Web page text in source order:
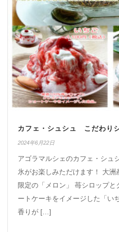
カフェ・シュシュ こだわり
2024年6月22日
アゴラマルシェのカフェ・シュ
氷がお楽しみただけます！ 大
限定の「メロン」 苺シロップと
ートケーキをイメージした「い
香りが […]